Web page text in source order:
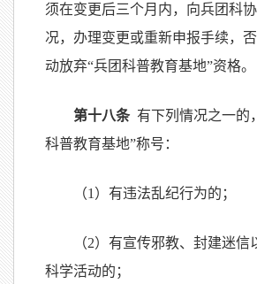
须在变更后三个月内，向兵团科
况，办理变更或重新申报手续，
动放弃“兵团科普教育基地”资格。
第十八条有下列情况之一的
科普教育基地”称号：
（1）有违法乱纪行为的；
（2）有宣传邪教、封建迷信
科学活动的；